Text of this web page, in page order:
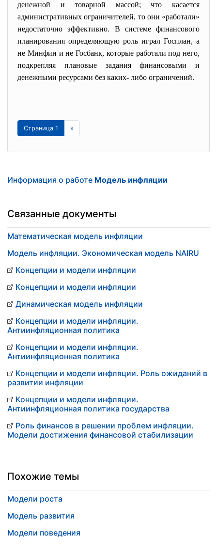
денежной и товарной массой; что касается
административных ограничителей, то они «работали»
недостаточно эффективно. В системе финансового
планирования определяющую роль играл Госплан, а
не Минфин и не Госбанк, которые работали под него,
подкрепляя плановые задания финансовыми и
денежными ресурсами без каких- либо ограничений.
Страница 1 »
Информация о работе Модель инфляции
Связанные документы
Математическая модель инфляции
Модель инфляции. Экономическая модель NAIRU
Концепции и модели инфляции
Концепции и модели инфляции
Динамическая модель инфляции
Концепции и модели инфляции.
Антиинфляционная политика
Концепции и модели инфляции.
Антиинфляционная политика
Концепции и модели инфляции. Роль ожиданий в
развитии инфляции
Концепции и модели инфляции.
Антиинфляционная политика государства
Роль финансов в решении проблем инфляции.
Модели достижения финансовой стабилизации
Похожие темы
Модели роста
Модель развития
Модели поведения